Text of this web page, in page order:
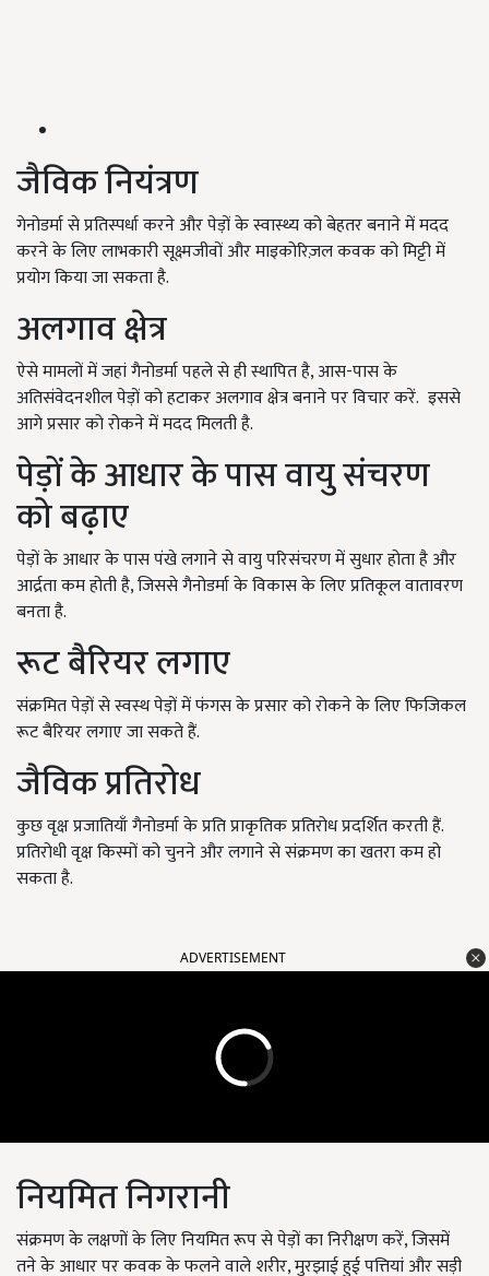
जैविक नियंत्रण
गेनोडर्मा से प्रतिस्पर्धा करने और पेड़ों के स्वास्थ्य को बेहतर बनाने में मदद
करने के लिए लाभकारी सूक्ष्मजीवों और माइकोरिज़ल कवक को मिट्टी में
प्रयोग किया जा सकता है.
अलगाव क्षेत्र
ऐसे मामलों में जहां गैनोडर्मा पहले से ही स्थापित है, आस-पास के
अतिसंवेदनशील पेड़ों को हटाकर अलगाव क्षेत्र बनाने पर विचार करें. इससे
आगे प्रसार को रोकने में मदद मिलती है.
पेड़ों के आधार के पास वायु संचरण
को बढ़ाए
पेड़ों के आधार के पास पंखे लगाने से वायु परिसंचरण में सुधार होता है और
आर्द्रता कम होती है, जिससे गैनोडर्मा के विकास के लिए प्रतिकूल वातावरण
बनता है.
रूट बैरियर लगाए
संक्रमित पेड़ों से स्वस्थ पेड़ों में फंगस के प्रसार को रोकने के लिए फिजिकल
रूट बैरियर लगाए जा सकते हैं.
जैविक प्रतिरोध
कुछ वृक्ष प्रजातियाँ गैनोडर्मा के प्रति प्राकृतिक प्रतिरोध प्रदर्शित करती हैं.
प्रतिरोधी वृक्ष किस्मों को चुनने और लगाने से संक्रमण का खतरा कम हो
सकता है.
ADVERTISEMENT
नियमित निगरानी
संक्रमण के लक्षणों के लिए नियमित रूप से पेड़ों का निरीक्षण करें, जिसमें
तने के आधार पर कवक के फलने वाले शरीर, मुरझाई हुई पत्तियां और सड़ी